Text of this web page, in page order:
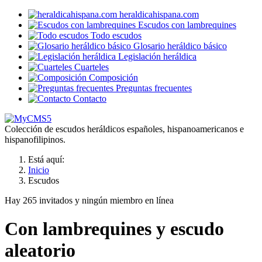
heraldicahispana.com
Escudos con lambrequines
Todo escudos
Glosario heráldico básico
Legislación heráldica
Cuarteles
Composición
Preguntas frecuentes
Contacto
Colección de escudos heráldicos españoles, hispanoamericanos e
hispanofilipinos.
Está aquí:
Inicio
Escudos
Hay 265 invitados y ningún miembro en línea
Con lambrequines y escudo
aleatorio